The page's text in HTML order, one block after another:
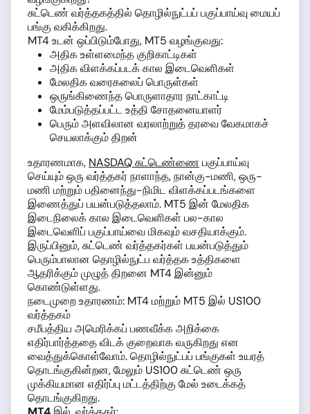
சுட்டெண் வர்த்தகத்தில் தொழில்நுட்பப் பகுப்பாய்வு மையப்
பங்கு வகிக்கிறது.
MT4 உடன் ஒப்பிடும்போது, MT5 வழங்குவது:
அதிக உள்ளமைந்த குறிகாட்டிகள்
அதிக விளக்கப்படக் கால இடைவெளிகள்
மேலதிக வரைகலைப் பொருள்கள்
ஒருங்கிணைந்த பொருளாதார நாட்காட்டி
மேம்படுத்தப்பட்ட உத்தி சோதனையாளர்
பெரும் அளவிலான வரலாற்றுத் தரவை வேகமாகச்
செயலாக்கும் திறன்
உதாரணமாக, NASDAQ சுட்டெண்ணை பகுப்பாய்வு
செய்யும் ஒரு வர்த்தகர் நாளாந்த, நான்கு-மணி, ஒரு-
மணி மற்றும் பதினைந்து-நிமிட விளக்கப்படங்களை
இணைத்துப் பயன்படுத்தலாம். MT5 இன் மேலதிக
இடைநிலைக் கால இடைவெளிகள் பல-கால
இடைவெளிப் பகுப்பாய்வை மிகவும் வசதியாக்கும்.
இருப்பினும், சுட்டெண் வர்த்தகர்கள் பயன்படுத்தும்
பெரும்பாலான தொழில்நுட்ப வர்த்தக உத்திகளை
ஆதரிக்கும் முழுத் திறனை MT4 இன்னும்
கொண்டுள்ளது.
நடைமுறை உதாரணம்: MT4 மற்றும் MT5 இல் US100
வர்த்தகம்
சமீபத்திய அமெரிக்கப் பணவீக்க அறிக்கை
எதிர்பார்த்ததை விடக் குறைவாக வருகிறது என
வைத்துக்கொள்வோம். தொழில்நுட்பப் பங்குகள் உயரத்
தொடங்குகின்றன, மேலும் US100 சுட்டெண் ஒரு
முக்கியமான எதிர்ப்பு மட்டத்திற்கு மேல் உடைக்கத்
தொடங்குகிறது.